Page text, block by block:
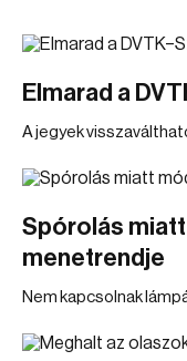
Elmarad a
A jegyek
Spórolás
menetrendje
Nem kapcsolnak